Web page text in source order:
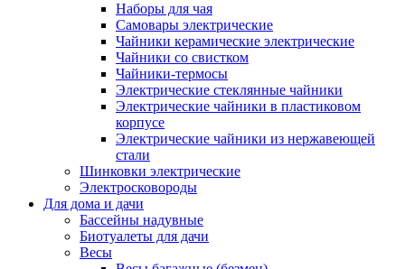
Наборы для чая
Самовары электрические
Чайники керамические электрические
Чайники со свистком
Чайники-термосы
Электрические стеклянные чайники
Электрические чайники в пластиковом
корпусе
Электрические чайники из нержавеющей
стали
Шинковки электрические
Электросковороды
Для дома и дачи
Бассейны надувные
Биотуалеты для дачи
Весы